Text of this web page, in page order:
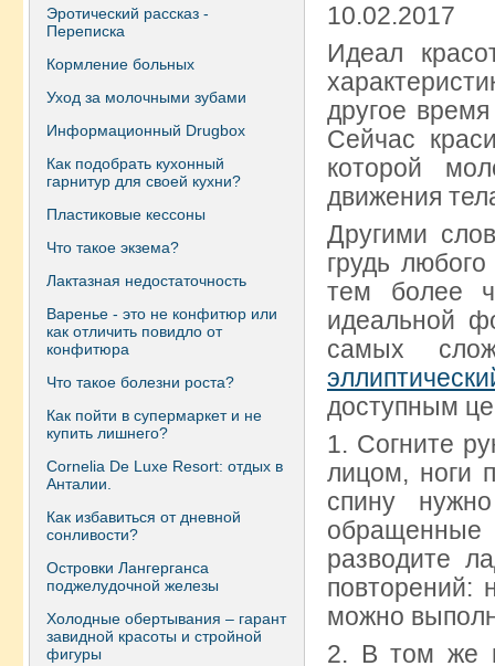
Эротический рассказ -
Переписка
Кормление больных
Уход за молочными зубами
Информационный Drugbox
Как подобрать кухонный
гарнитур для своей кухни?
Пластиковые кессоны
Что такое экзема?
Лактазная недостаточность
Варенье - это не конфитюр или
как отличить повидло от
конфитюра
Что такое болезни роста?
Как пойти в супермаркет и не
купить лишнего?
Сornelia De Luxe Resort: отдых в
Анталии.
Как избавиться от дневной
сонливости?
Островки Лангерганса
поджелудочной железы
Холодные обертывания – гарант
завидной красоты и стройной
фигуры
10.02.2017
Идеал
другое
Сейчас
которой
движения
Другими
грудь
тем более
идеальной
самых
доступным
1. Согните
лицом, ноги
спину
обращенные
разводите
повторений:
можно
2. В том же